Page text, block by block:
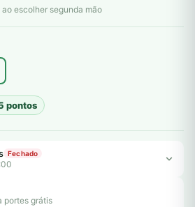
ao escolher segunda mão
pontos
Fechado
portes grátis